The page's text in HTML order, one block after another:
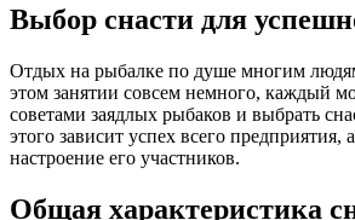
Выбор снасти для
Отдых на рыбалке по душе многим
этом занятии совсем немного, каждый
советами заядлых рыбаков и выбрать
этого зависит успех всего предприятия,
настроение его участников.
Общая характеристика